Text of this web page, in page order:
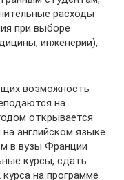
расходы
при выборе
инженерии),
возможность
на
открывается
английском языке
в вузы Франции
курсы, сдать
на программе